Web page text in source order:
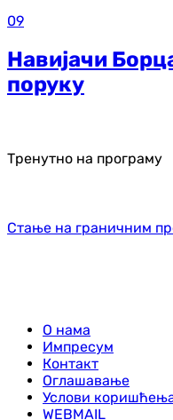
09
Навијачи
поруку
Тренутно на програму
Стање на граничним
О нама
Импресум
Контакт
Оглашавање
Услови
WEBMAIL